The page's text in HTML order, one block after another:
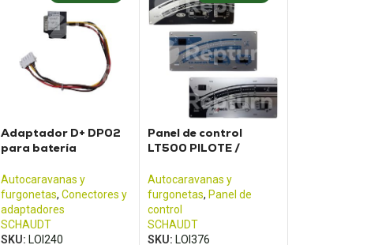
Adaptador D+ DP02
para batería
Autocaravanas y
furgonetas, Conectores y
adaptadores
SCHAUDT
SKU: LOI240
Panel de control
LT500 PILOTE /
Autocaravanas y
furgonetas, Panel de
control
SCHAUDT
SKU: LOI376